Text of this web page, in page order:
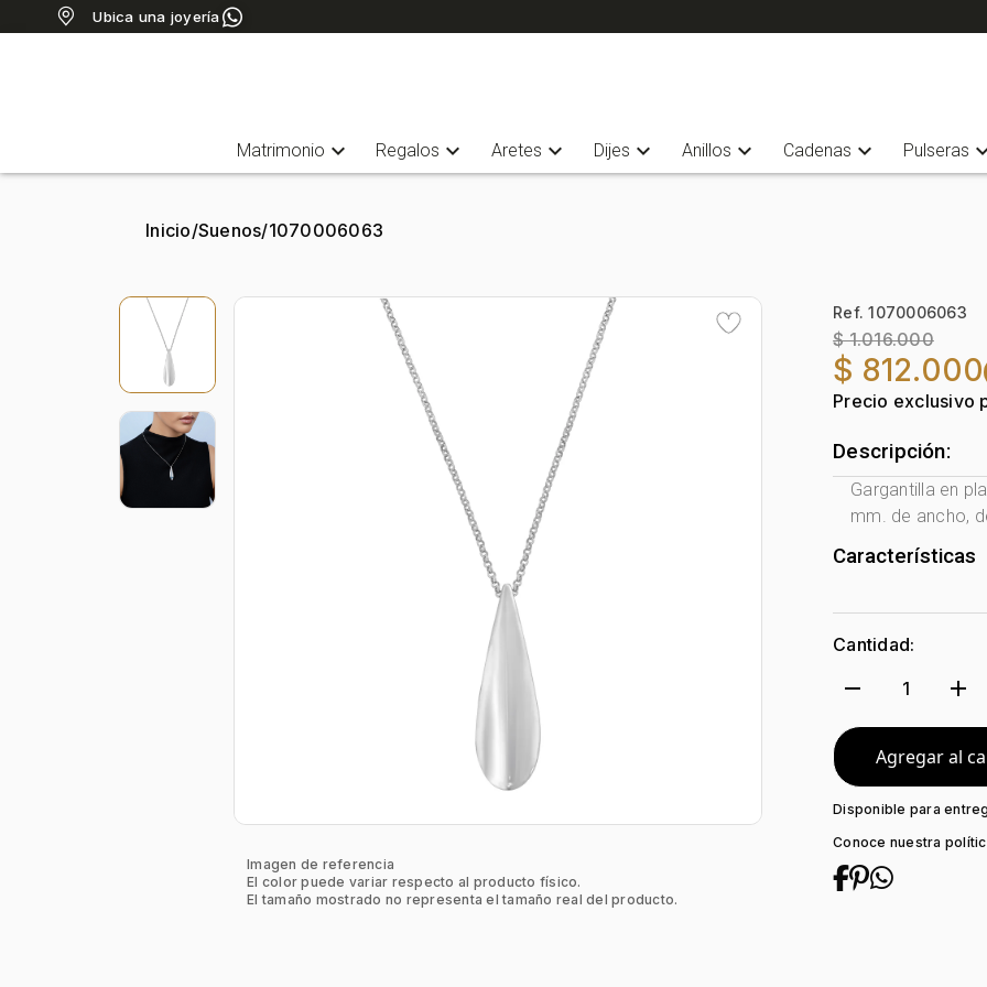
Ubica una joyería
Matrimonio expand_more Regalos expand_more Aretes expand_more Dijes expand_more Anillos expand_more Cadenas expand_more Pulseras
Inicio/Suenos/1070006063
Imagen de referencia
El color puede variar respecto al producto físico.
El tamaño mostrado no representa el tamaño real del producto.
Ref. 1070006063
$ 1.016.000
$ 812.000
Precio exclusivo
Descripción:
Gargantilla en
mm. de ancho,
Características
Género: Mujer
Tono Metal:
Metal: Plata Ley
Tejido:
Lágrima
Longitud: 42
Tipo de
Cantidad:
remove 1 add
Agregar al
Disponible para
Conoce nuestra